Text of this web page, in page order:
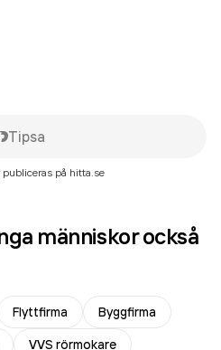
Tipsa
på hitta.se
människor också
Flyttfirma
Byggfirma
VVS rörmokare